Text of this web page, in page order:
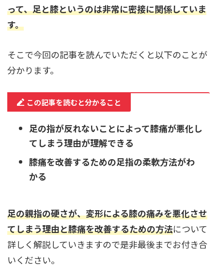
って、足と膝というのは非常に密接に関係していま
す。
そこで今回の記事を読んでいただくと以下のことが
分かります。
この記事を読むと分かること
足の指が反れないことによって膝痛が悪化し
てしまう理由が理解できる
膝痛を改善するための足指の柔軟方法がわ
かる
足の親指の硬さが、変形による膝の痛みを悪化させ
てしまう理由と膝痛を改善するための方法について
詳しく解説していきますので是非最後までお付き合
いください。